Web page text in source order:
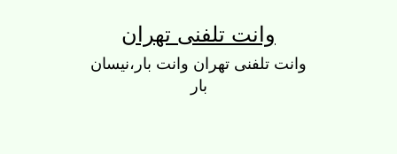
وانت تلفنی تهران
وانت تلفنی تهران وانت بار،نیسان
بار